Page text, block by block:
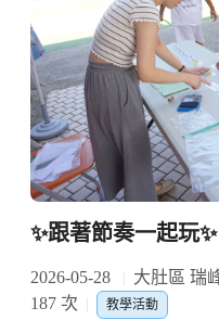
✨跟著節奏一起玩✨
2026-05-28 大肚區 瑞
187 次
教學活動